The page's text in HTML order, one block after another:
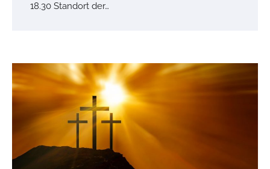
18.30 Standort der…